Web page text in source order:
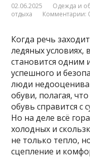
02.06.2025
Одежда и
отдыха
Комментарии:
Когда речь
ледяных
становится одним
успешного и
люди
обуви, полагая,
обувь справится
Но на деле всё
холодных и
не только тепло,
сцепление и